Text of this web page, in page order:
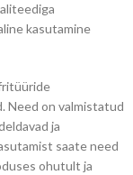
kasutamine
Need on valmistatud
ja
saate need
ohutult ja